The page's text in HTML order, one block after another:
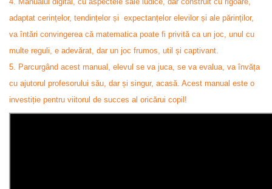
adaptat cerințelor, tendințelor și expectanțelor elevilor și ale părinților,
va întări convingerea că matematica poate fi privită ca un joc, unul cu
multe reguli, e adevărat, dar un joc frumos, util și captivant.
5. Parcurgând acest manual, elevul se va juca, se va evalua, va învăța
cu ajutorul profesorului său, dar și singur, acasă. Acest manual este o
investiție pentru viitorul de succes al oricărui copil!